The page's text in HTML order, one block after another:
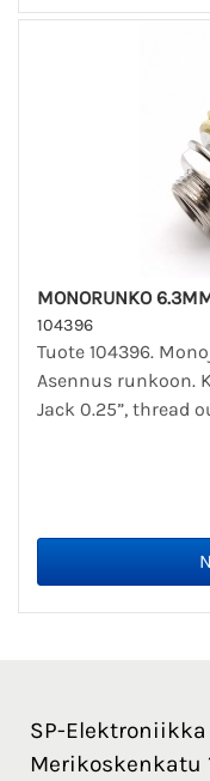
MONORUNKO
104396
Tuote 104396.
Asennus runkoon.
Jack 0.25”, thread
SP-Elektroniikka
Merikoskenkatu